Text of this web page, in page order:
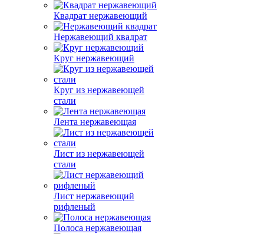
Квадрат нержавеющий
Нержавеющий квадрат
Круг нержавеющий
Круг из нержавеющей
стали
Лента нержавеющая
Лист из нержавеющей
стали
Лист нержавеющий
рифленый
Полоса нержавеющая